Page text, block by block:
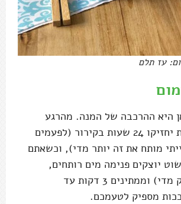
עז תלם
היא ההרכבה של המנה. מהרגע
שהרכבתם המנות יחזיקו 24 שעות בקירור (לפעמים
מותח את זה יותר מדי), וכשאתם
יוצקים פנימה מים רותחים,
סוגרים (לא הדוק מדי) וממתינים 3 דקות עד
מספיק לטעמכם.